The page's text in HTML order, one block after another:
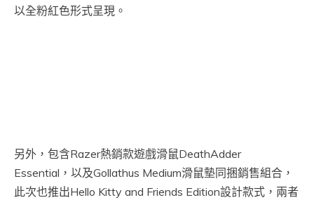
以全粉紅色形式呈現。
另外，包含Razer熱銷款遊戲滑鼠DeathAdder
Essential，以及Gollathus Medium滑鼠墊同捆銷售組合，
此次也推出Hello Kitty and Friends Edition設計款式，兩者